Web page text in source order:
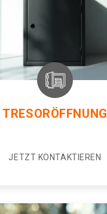
TRESORÖFFNUNG
JETZT KONTAKTIEREN